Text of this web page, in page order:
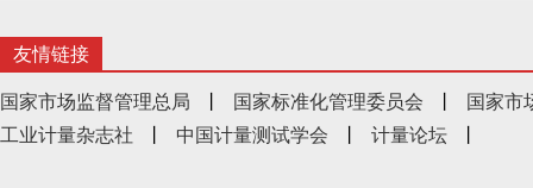
友情链接
国家市场监督管理总局
丨 国家标准化管理委员会 丨
国家市
工业计量杂志社
丨 中国计量测试学会 丨 计量论坛 丨